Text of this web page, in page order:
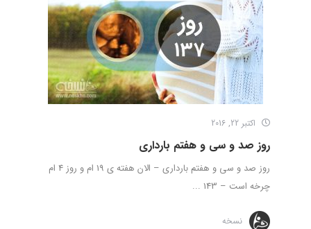
اکتبر 22, 2016
روز صد و سی و هفتم بارداری
روز صد و سی و هفتم بارداری – الان هفته ی 19 ام و روز 4 ام
چرخه است – 143 ...
نسخه